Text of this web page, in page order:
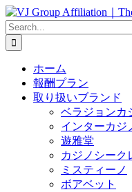
Skip
to
content
Search
for:
ホーム
報酬プラン
取り扱いブランド
ベラジョンカ
インターカジ
遊雅堂
カジノシーク
ミスティーノ
ボアベット